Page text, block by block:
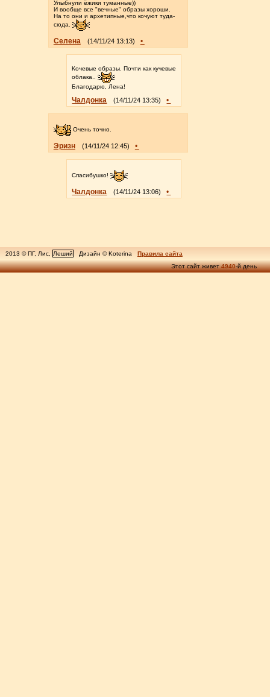
Улыбнули ёжики туманные))
И вообще все "вечные" образы хороши.
На то они и архетипные,что кочуют туда-
сюда.
Селена (14/11/24 13:13) •
Кочевые образы. Почти как кучевые
облака..
Благодарю, Лена!
Чалдонка (14/11/24 13:35) •
Очень точно.
Эризн (14/11/24 12:45) •
Спасибушко!
Чалдонка (14/11/24 13:06) •
2013 © ПГ, Лис, Леший Дизайн © Koterina
Правила сайта
Этот сайт живет4940-й день